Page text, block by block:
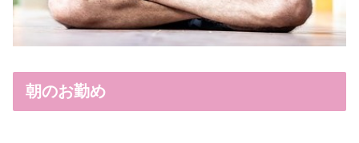
朝のお勤め